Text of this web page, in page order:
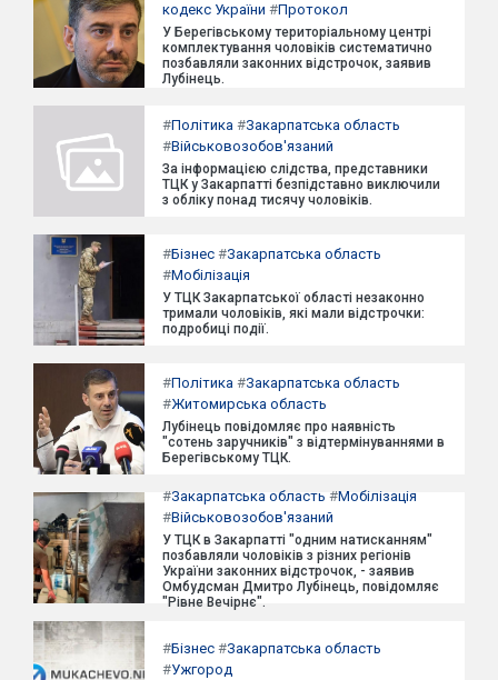
кодекс України #Протокол
У Берегівському територіальному центрі
комплектування чоловіків систематично
позбавляли законних відстрочок, заявив
Лубінець.
#Політика #Закарпатська область
#Військовозобов'язаний
За інформацією слідства, представники
ТЦК у Закарпатті безпідставно виключили
з обліку понад тисячу чоловіків.
#Бізнес #Закарпатська область
#Мобілізація
У ТЦК Закарпатської області незаконно
тримали чоловіків, які мали відстрочки:
подробиці події.
#Політика #Закарпатська область
#Житомирська область
Лубінець повідомляє про наявність
"сотень заручників" з відтермінуваннями в
Берегівському ТЦК.
#Закарпатська область #Мобілізація
#Військовозобов'язаний
У ТЦК в Закарпатті "одним натисканням"
позбавляли чоловіків з різних регіонів
України законних відстрочок, - заявив
Омбудсман Дмитро Лубінець, повідомляє
"Рівне Вечірнє".
#Бізнес #Закарпатська область
#Ужгород